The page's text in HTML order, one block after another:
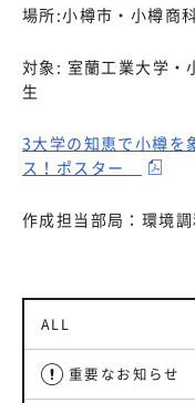
場所:小樽市・小樽商
対象: 室蘭工業大学・
生
3大学の知恵で小樽を
ス！ポスター
作成担当部局：環境
ALL
重要なお知らせ